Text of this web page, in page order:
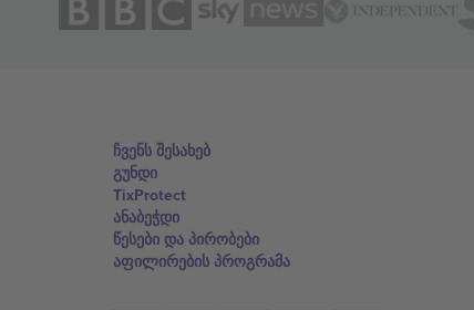
ჩვენს შესახებ
გუნდი
TixProtect
ანაბეჭდი
წესები და პირობები
აფილირების პროგრამა